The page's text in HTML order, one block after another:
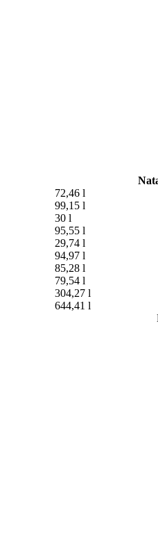
72,46 l
99,15 l
30 l
95,55 l
29,74 l
94,97 l
85,28 l
79,54 l
304,27 l
644,41 l